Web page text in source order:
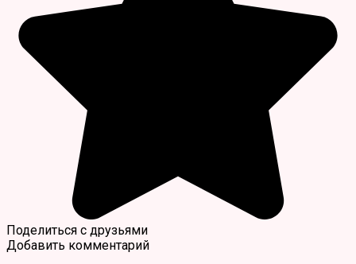
Поделиться с друзьями
Добавить комментарий